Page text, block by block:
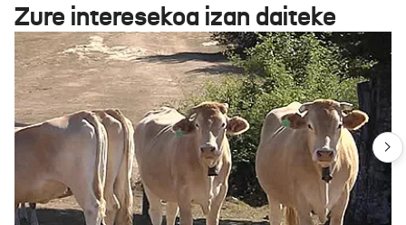
Zure interesekoa izan daiteke